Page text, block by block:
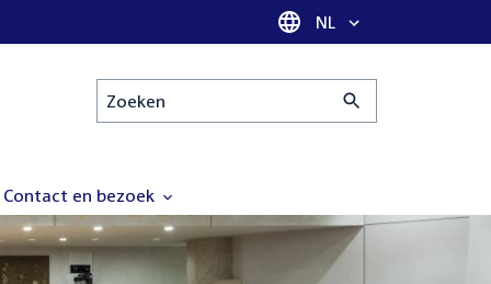
Taal selectie
NL
Zoeken
Contact en bezoek